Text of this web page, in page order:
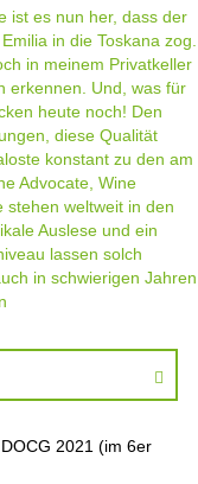
ist es nun her, dass der
in die Toskana zog.
in meinem Privatkeller
erkennen. Und, was für
heute noch! Den
diese Qualität
konstant zu den am
Advocate, Wine
stehen weltweit in den
Auslese und ein
lassen solch
in schwierigen Jahren
2021 (im 6er